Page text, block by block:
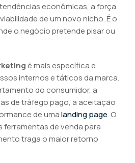
econômicas, a força
de um novo nicho. É o
o negócio pretende pisar ou
é mais específica e
internos e táticos da marca.
do consumidor, a
de tráfego pago, a aceitação
de umalanding page. O
ferramentas de venda para
traga o maior retorno